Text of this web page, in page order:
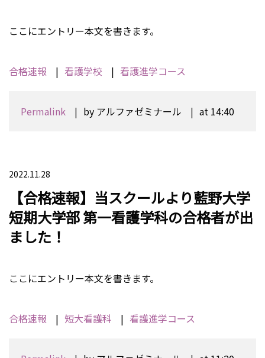
ここにエントリー本文を書きます。
合格速報 看護学校 看護進学コース
Permalink by アルファゼミナール at 14:40
2022.11.28
【合格速報】当スクールより藍野大学
短期大学部 第一看護学科の合格者が出
ました！
ここにエントリー本文を書きます。
合格速報 短大看護科 看護進学コース